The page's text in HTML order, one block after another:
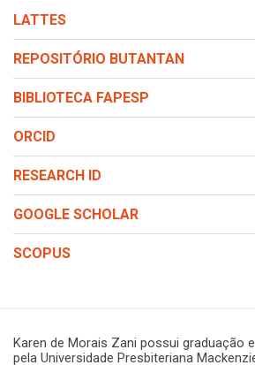
LATTES
REPOSITÓRIO BUTANTAN
BIBLIOTECA FAPESP
ORCID
RESEARCH ID
GOOGLE SCHOLAR
SCOPUS
Karen de Morais Zani possui graduação
pela Universidade Presbiteriana